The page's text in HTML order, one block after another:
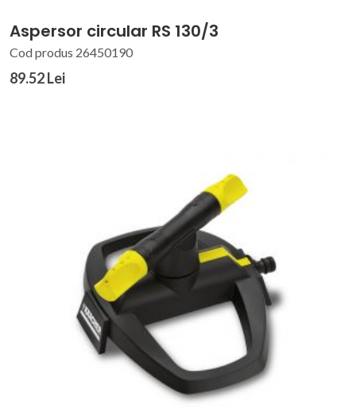
Aspersor circular RS 130/3
Cod produs 26450190
89.52 Lei